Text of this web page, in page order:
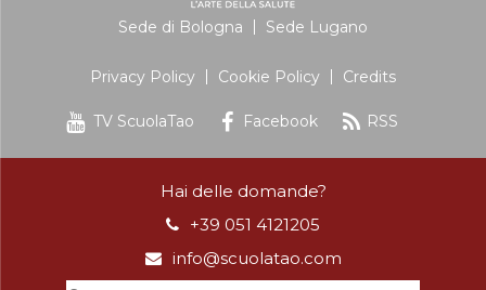
Sede di Bologna Sede Lugano
Privacy Policy Cookie Policy Credits
TV ScuolaTao Facebook RSS
Hai delle domande?
+39 051 4121205
info@scuolatao.com